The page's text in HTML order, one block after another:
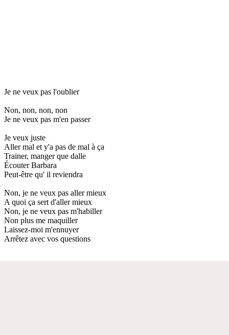
Je ne veux pas l'oublier
Non, non, non, non
Je ne veux pas m'en passer
Je veux juste
Aller mal et y'a pas de mal à ça
Trainer, manger que dalle
Écouter Barbara
Peut-être qu' il reviendra
Non, je ne veux pas aller mieux
A quoi ça sert d'aller mieux
Non, je ne veux pas m'habiller
Non plus me maquiller
Laissez-moi m'ennuyer
Arrêtez avec vos questions